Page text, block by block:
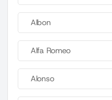
Albon
Alfa Romeo
Alonso